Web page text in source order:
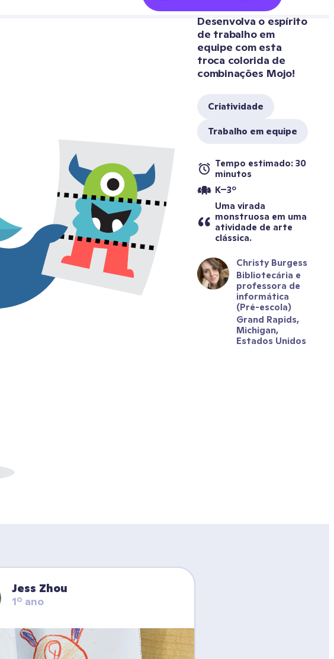
Desenvolva o espírito
de trabalho em
equipe com esta
troca colorida de
combinações Mojo!
Criatividade
Trabalho em equipe
Tempo estimado: 30
minutos
K–3º
Uma virada
monstruosa em uma
atividade de arte
clássica.
Christy Burgess
Bibliotecária e
professora de
informática
(Pré-escola)
Grand Rapids,
Michigan,
Estados Unidos
Jess Zhou
1º ano